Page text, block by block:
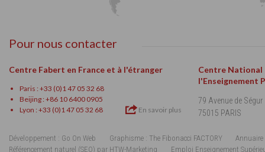
Pour nous contacter
Centre Fabert en France et à l'étranger
Paris : +33 (0)1 47 05 32 68
Beijing : +86 10 6400 0905
Lyon : +33 (0)1 47 05 32 68
En savoir plus
Centre National
l'Enseignement
79 Avenue de Ségur
75015 PARIS
Développement : Go On Web Graphisme : The Fibonacci FACTORY
Annuaire
Référencement naturel (SEO) par HTW-Marketing
Emploi Enseignement